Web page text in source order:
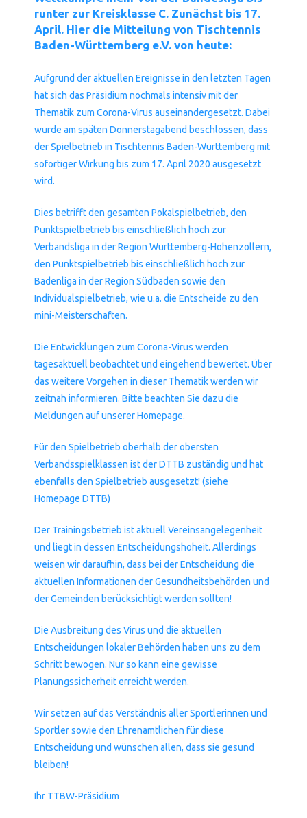
runter zur Kreisklasse C. Zunächst bis 17.
April. Hier die Mitteilung von Tischtennis
Baden-Württemberg e.V. von heute:
Aufgrund der aktuellen Ereignisse in den letzten Tagen
hat sich das Präsidium nochmals intensiv mit der
Thematik zum Corona-Virus auseinandergesetzt. Dabei
wurde am späten Donnerstagabend beschlossen, dass
der Spielbetrieb in Tischtennis Baden-Württemberg mit
sofortiger Wirkung bis zum 17. April 2020 ausgesetzt
wird.
Dies betrifft den gesamten Pokalspielbetrieb, den
Punktspielbetrieb bis einschließlich hoch zur
Verbandsliga in der Region Württemberg-Hohenzollern,
den Punktspielbetrieb bis einschließlich hoch zur
Badenliga in der Region Südbaden sowie den
Individualspielbetrieb, wie u.a. die Entscheide zu den
mini-Meisterschaften.
Die Entwicklungen zum Corona-Virus werden
tagesaktuell beobachtet und eingehend bewertet. Über
das weitere Vorgehen in dieser Thematik werden wir
zeitnah informieren. Bitte beachten Sie dazu die
Meldungen auf unserer Homepage.
Für den Spielbetrieb oberhalb der obersten
Verbandsspielklassen ist der DTTB zuständig und hat
ebenfalls den Spielbetrieb ausgesetzt! (siehe
Homepage DTTB)
Der Trainingsbetrieb ist aktuell Vereinsangelegenheit
und liegt in dessen Entscheidungshoheit. Allerdings
weisen wir daraufhin, dass bei der Entscheidung die
aktuellen Informationen der Gesundheitsbehörden und
der Gemeinden berücksichtigt werden sollten!
Die Ausbreitung des Virus und die aktuellen
Entscheidungen lokaler Behörden haben uns zu dem
Schritt bewogen. Nur so kann eine gewisse
Planungssicherheit erreicht werden.
Wir setzen auf das Verständnis aller Sportlerinnen und
Sportler sowie den Ehrenamtlichen für diese
Entscheidung und wünschen allen, dass sie gesund
bleiben!
Ihr TTBW-Präsidium